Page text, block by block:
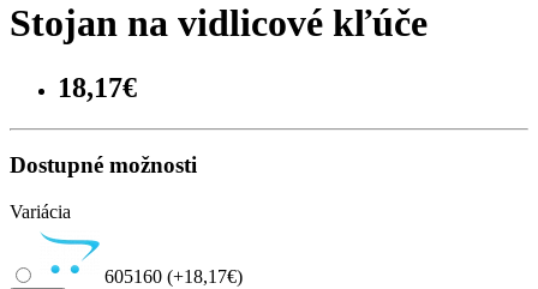
Stojan na vidlicové kľúče
18,17€
Dostupné možnosti
Variácia
605160 (+18,17€)